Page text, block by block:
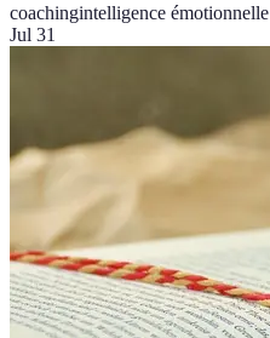
coachingintelligence émotionnelle
Jul 31